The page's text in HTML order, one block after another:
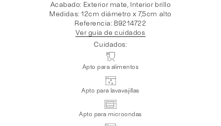
Acabado: Exterior mate, Interior brillo
Medidas: 12cm diámetro x 7,5cm alto
Referencia: B9214722
Ver guía de cuidados
Cuidados:
Apto para alimentos
Apto para lavavajillas
Apto para microondas